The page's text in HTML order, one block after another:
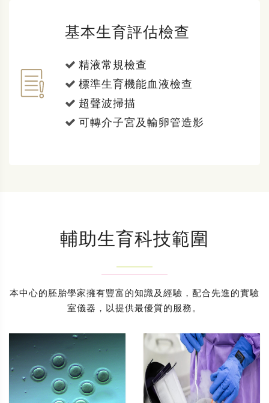
基本生育評估檢查
精液常規檢查
標準生育機能血液檢查
超聲波掃描
可轉介子宮及輸卵管造影
輔助生育科技範圍
本中心的胚胎學家擁有豐富的知識及經驗，配合先進的實驗
室儀器，以提供最優質的服務。